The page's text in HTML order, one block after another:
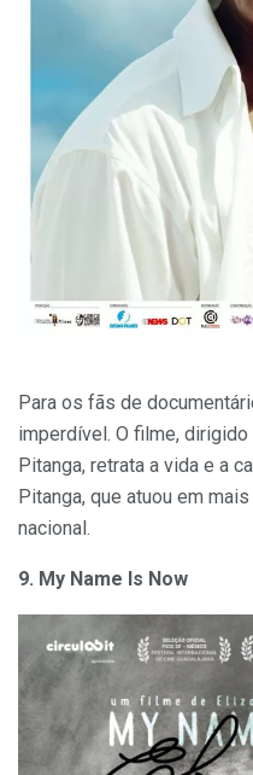
Para os fãs de
imperdível. O filme,
Pitanga, retrata a vida e a
Pitanga, que atuou em
nacional.
9. My Name Is Now